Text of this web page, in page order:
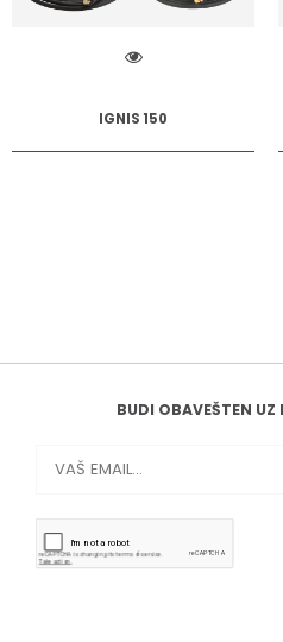
IGNIS 150
BUDI OBAVEŠTEN UZ